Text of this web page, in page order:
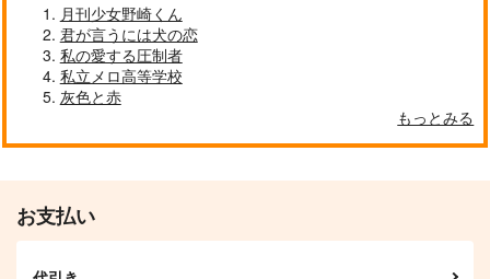
月刊少女野崎くん
君が言うには犬の恋
私の愛する圧制者
私立メロ高等学校
灰色と赤
もっとみる
お支払い